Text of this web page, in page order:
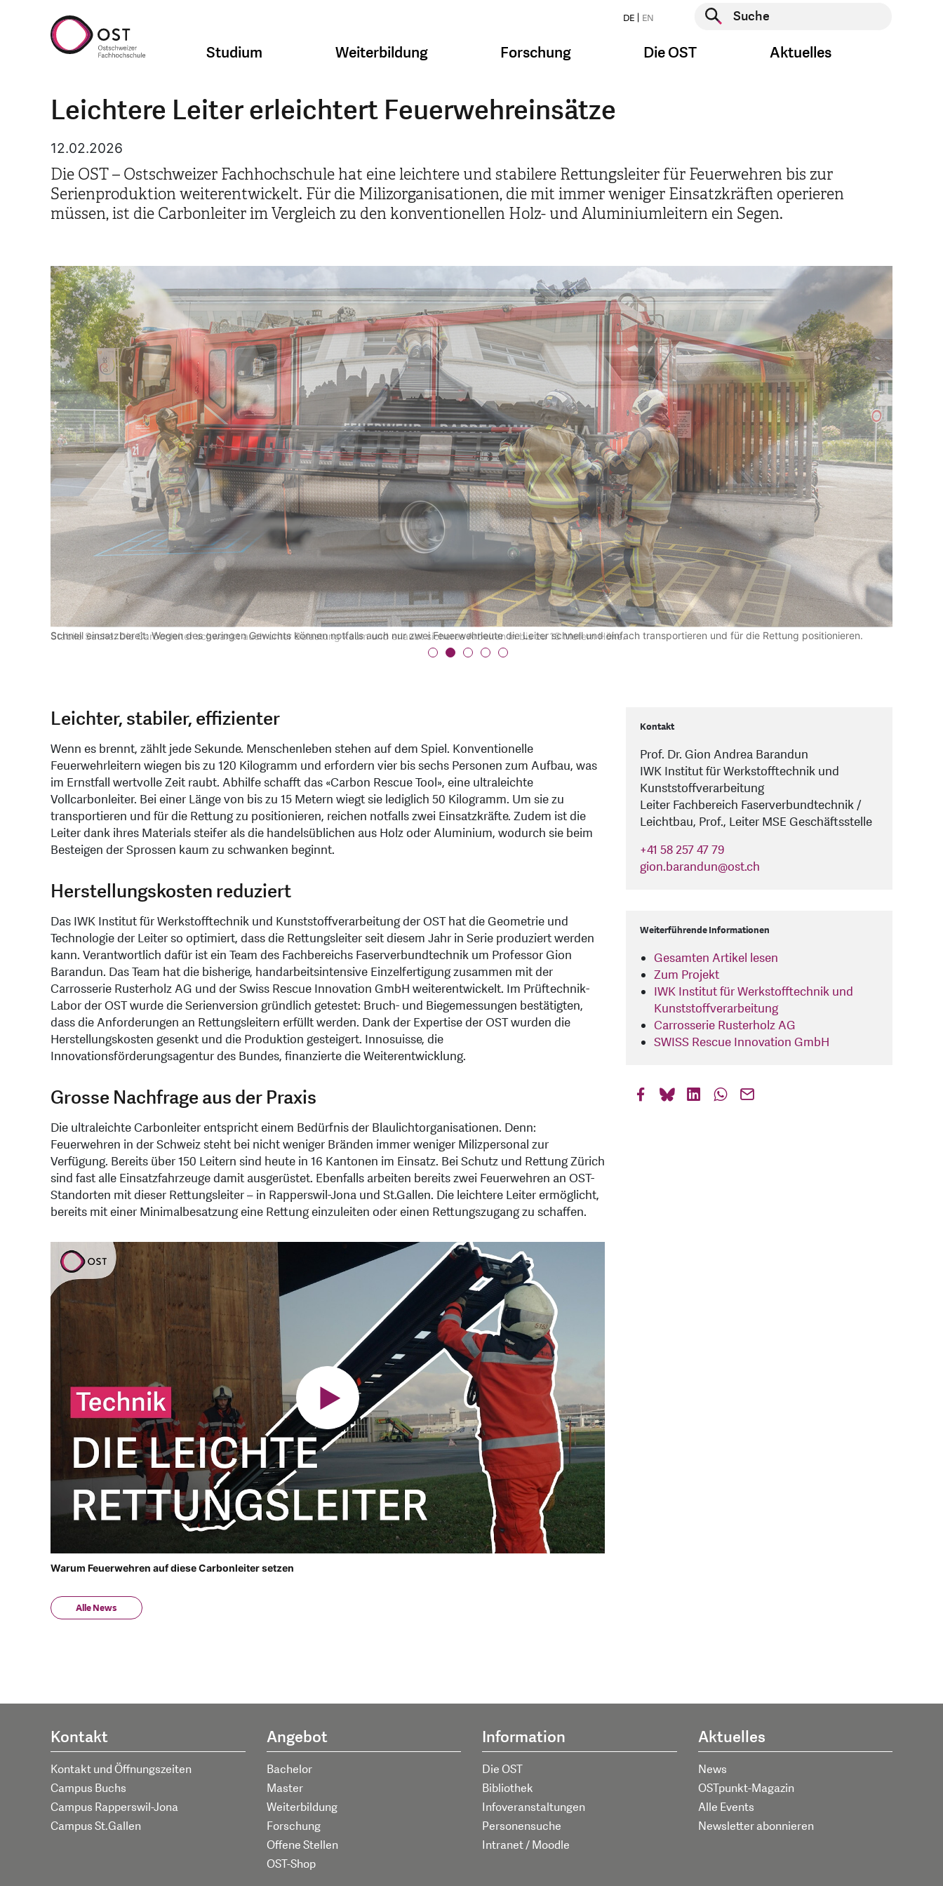
DE EN
Suche starten
Studium Weiterbildung Forschung Die OST Aktuelles
Leichtere Leiter erleichtert Feuerwehreinsätze
12.02.2026
Die OST – Ostschweizer Fachhochschule hat eine leichtere und stabilere Rettungsleiter für Feuerwehren bis zur
Serienproduktion weiterentwickelt. Für die Milizorganisationen, die mit immer weniger Einsatzkräften operieren
müssen, ist die Carbonleiter im Vergleich zu den konventionellen Holz- und Aluminiumleitern ein Segen.
Schnell einsatzbereit: Wegen des geringen Gewichts können notfalls auch nur zwei Feuerwehrleute die Leiter schnell und einfach transportieren und für die Rettung positionieren.
Stabile Sache: Die Carbonleiter schwankt auch unter Belastung kaum und erlaubt sicheres Arbeiten in bis zu 15 Metern Höhe.
Die Berufsfeuerwehr St.Gallen (auf dem Bild) und die Feuerwehr Rapperswil-Jona benutzen die neue, leichtere Rettungsleiter bereits.
Das IWK Institut für Werkstofftechnik und Kunststoffverarbeitung führt Belastungstests der für die Serienproduktion weiterentwickelten Version der Karbonleiter durch.
Die Carrosserie Rusterholz AG kann die leichtere Feuerwehrleiter dank der Weiterentwicklung der OST nun in Serienproduktion herstellen.
Leichter, stabiler, effizienter
Wenn es brennt, zählt jede Sekunde. Menschenleben stehen auf dem Spiel. Konventionelle
Feuerwehrleitern wiegen bis zu 120 Kilogramm und erfordern vier bis sechs Personen zum Aufbau, was
im Ernstfall wertvolle Zeit raubt. Abhilfe schafft das «Carbon Rescue Tool», eine ultraleichte
Vollcarbonleiter. Bei einer Länge von bis zu 15 Metern wiegt sie lediglich 50 Kilogramm. Um sie zu
transportieren und für die Rettung zu positionieren, reichen notfalls zwei Einsatzkräfte. Zudem ist die
Leiter dank ihres Materials steifer als die handelsüblichen aus Holz oder Aluminium, wodurch sie beim
Besteigen der Sprossen kaum zu schwanken beginnt.
Herstellungskosten reduziert
Das IWK Institut für Werkstofftechnik und Kunststoffverarbeitung der OST hat die Geometrie und
Technologie der Leiter so optimiert, dass die Rettungsleiter seit diesem Jahr in Serie produziert werden
kann. Verantwortlich dafür ist ein Team des Fachbereichs Faserverbundtechnik um Professor Gion
Barandun. Das Team hat die bisherige, handarbeitsintensive Einzelfertigung zusammen mit der
Carrosserie Rusterholz AG und der Swiss Rescue Innovation GmbH weiterentwickelt. Im Prüftechnik-
Labor der OST wurde die Serienversion gründlich getestet: Bruch- und Biegemessungen bestätigten,
dass die Anforderungen an Rettungsleitern erfüllt werden. Dank der Expertise der OST wurden die
Herstellungskosten gesenkt und die Produktion gesteigert. Innosuisse, die
Innovationsförderungsagentur des Bundes, finanzierte die Weiterentwicklung.
Grosse Nachfrage aus der Praxis
Die ultraleichte Carbonleiter entspricht einem Bedürfnis der Blaulichtorganisationen. Denn:
Feuerwehren in der Schweiz steht bei nicht weniger Bränden immer weniger Milizpersonal zur
Verfügung. Bereits über 150 Leitern sind heute in 16 Kantonen im Einsatz. Bei Schutz und Rettung Zürich
sind fast alle Einsatzfahrzeuge damit ausgerüstet. Ebenfalls arbeiten bereits zwei Feuerwehren an OST-
Standorten mit dieser Rettungsleiter – in Rapperswil-Jona und St.Gallen. Die leichtere Leiter ermöglicht,
bereits mit einer Minimalbesatzung eine Rettung einzuleiten oder einen Rettungszugang zu schaffen.
Warum Feuerwehren auf diese Carbonleiter setzen
Alle News
Kontakt
Prof. Dr. Gion Andrea Barandun
IWK Institut für Werkstofftechnik und
Kunststoffverarbeitung
Leiter Fachbereich Faserverbundtechnik /
Leichtbau, Prof., Leiter MSE Geschäftsstelle
+41 58 257 47 79
gion.barandun@ost.ch
Weiterführende Informationen
Gesamten Artikel lesen
Zum Projekt
IWK Institut für Werkstofftechnik und
Kunststoffverarbeitung
Carrosserie Rusterholz AG
SWISS Rescue Innovation GmbH
Kontakt
Kontakt und Öffnungszeiten
Campus Buchs
Campus Rapperswil-Jona
Campus St.Gallen
Angebot
Bachelor
Master
Weiterbildung
Forschung
Offene Stellen
OST-Shop
Information
Die OST
Bibliothek
Infoveranstaltungen
Personensuche
Intranet / Moodle
Aktuelles
News
OSTpunkt-Magazin
Alle Events
Newsletter abonnieren